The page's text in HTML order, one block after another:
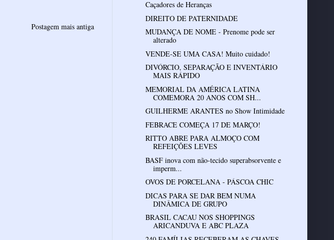
Postagem mais antiga
Caçadores de Heranças
DIREITO DE PATERNIDADE
MUDANÇA DE NOME - Prenome pode ser
alterado
VENDE-SE UMA CASA! Muito cuidado!
DIVÓRCIO, SEPARAÇÃO E INVENTÁRIO
MAIS RÁPIDO
MEMORIAL DA AMÉRICA LATINA
COMEMORA 20 ANOS COM SH...
GUILHERME ARANTES no Show Intimidade
FEBRACE COMEÇA 17 DE MARÇO!
RITTO ABRE PARA ALMOÇO COM
REFEIÇÕES LEVES
BASF inova com não-tecido superabsorvente e
imperm...
OVOS DE PORCELANA - PÁSCOA CHIC
DICAS PARA SE DAR BEM NUMA
DINÂMICA DE GRUPO
BRASIL CACAU NOS SHOPPINGS
ARICANDUVA E ABC PLAZA